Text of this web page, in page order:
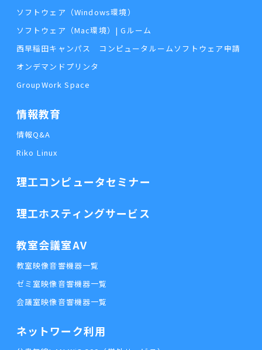
ソフトウェア（Windows環境）
ソフトウェア（Mac環境）| Gルーム
西早稲田キャンパス コンピュータルームソフトウェア申請
オンデマンドプリンタ
GroupWork Space
情報教育
情報Q&A
Riko Linux
理工コンピュータセミナー
理工ホスティングサービス
教室会議室AV
教室映像音響機器一覧
ゼミ室映像音響機器一覧
会議室映像音響機器一覧
ネットワーク利用